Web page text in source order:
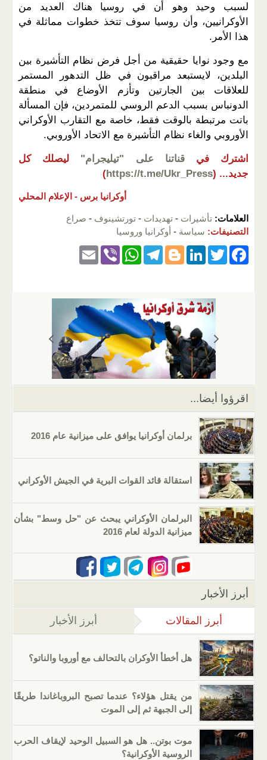
لسبب وحيد وهو أن في روسيا هناك العديد من
الأوكرانيين، وأن روسيا سوف تتخذ خطوات مماثلة في
هذا الأمر.
مع وجود نوايا حقيقية من أجل فرض نظام التأشيرة بين
البلدين، لايستبعد مراقبون في ظل التدهور المستمر
للعلاقات بين الجارتين وتأزم الأوضاع في منطقة
الدونباس بسبب الدعم الروسي للمتمردين، فإن المسألة
باتت مرتبطة بالوقت فقط، خاصة مع التقارب الأوكراني
الأوروبي والغاء نظام التأشيرة مع الاتحاد الأوروبي.
اشترك في قناتنا على "تيليجرام"
ليصلك كل
جديد... (
https://t.me/Ukr_Press
)
أوكرانيا برس - الإعلام المحلي
العلامات: تأشيرات - تهديدات - تورتشينوف - صراع
التصنيفات: سياسة - أوكرانيا وروسيا
F
k
T
er
Li
e
dI
n
Bl
g
er
T
gr
a
m
W
s
A
p
p
Vi
اقرؤوا أيضا...
برلمان أوكرانيا يوافق على ميزانية عام 2016
استقالة قائد القوات البرية في الجيش الأوكراني
البرلمان الأوكراني يبحث عن "حل وسط" بشأن
ميزانية الدولة لعام 2016
أبرز الأخبار
أبرز المقالات (علامة التبويب النشطة)
أبرز الأخبار
هل أخطأ الأوكران بالتحالف مع أوروبا والناتو؟
من يقتل هؤلاء؟ عندما تصبح البروباغاندا طريقًا
إلى الجبهة ثم إلى الموت
موت بوتن.. هل هو السبيل الوحيد لإيقاف الحرب
الروسية الأوكرانية؟